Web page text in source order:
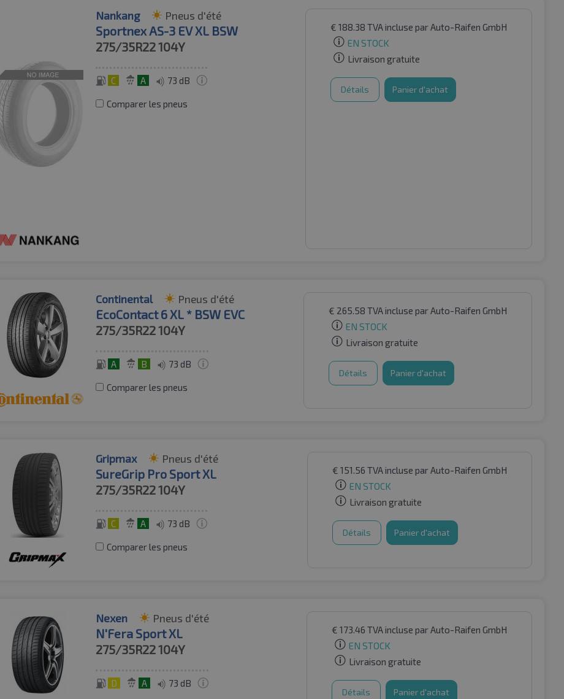
Nankang Pneus d'été
Sportnex AS-3 EV XL BSW
275/35R22104Y
C A 73 dB
Comparer les pneus
€ 188.38 TVA incluse par Auto-Raifen GmbH
EN STOCK
Livraison gratuite
Détails Panier d'achat
Continental Pneus d'été
EcoContact 6 XL * BSW EVC
275/35R22104Y
A B 73 dB
Comparer les pneus
€ 265.58 TVA incluse par Auto-Raifen GmbH
EN STOCK
Livraison gratuite
Détails Panier d'achat
Gripmax Pneus d'été
SureGrip Pro Sport XL
275/35R22104Y
C A 73 dB
Comparer les pneus
€ 151.56 TVA incluse par Auto-Raifen GmbH
EN STOCK
Livraison gratuite
Détails Panier d'achat
Nexen Pneus d'été
N'Fera Sport XL
275/35R22104Y
D A 73 dB
€ 173.46 TVA incluse par Auto-Raifen GmbH
EN STOCK
Livraison gratuite
Détails Panier d'achat